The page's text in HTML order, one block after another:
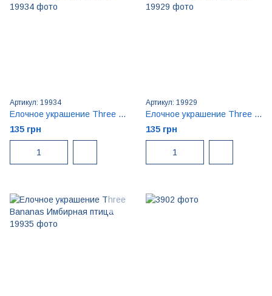
Артикул: 19934
Елочное украшение Three Bananas Имбирный заяц
135 грн
Артикул: 19929
Елочное украшение Three Bananas Имбирный ангел
135 грн